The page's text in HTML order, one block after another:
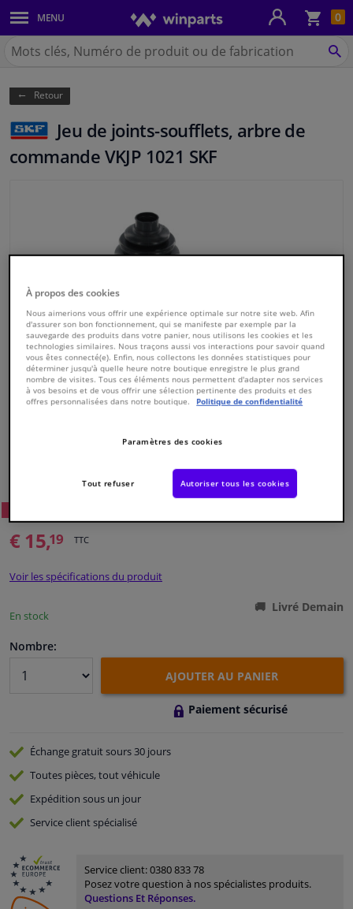
0
MENU
Carrosserie & tôles
Feux & ampoules
Freinage
Système d'échappement
Refroidissement & chauffage
Filtres & liquides
Bagages & transport
Fenêtres & accessoires
Camping-car, moto & vélo
Chercher
Winparts.be
Retour
Jeu de joints-soufflets, arbre de
commande VKJP 1021 SKF
7316572901663
€ 15,19 TTC
Voir les spécifications du produit
En stock
Livré Demain
Nombre:
AJOUTER AU PANIER
Paiement sécurisé
Échange gratuitsours 30 jours
Toutes pièces, tout véhicule
Expédition sous un jour
Serviceclient spécialisé
Service client:0380 833 78
Posez votre question à nos spécialistes produits.
Questions Et Réponses.
À propos des cookies
Nous aimerions vous offrir une expérience optimale sur notre site web. Afin
d'assurer son bon fonctionnement, qui se manifeste par exemple par la
sauvegarde des produits dans votre panier, nous utilisons les cookies et les
technologies similaires. Nous traçons aussi vos interactions pour savoir quand
vous êtes connecté(e). Enfin, nous collectons les données statistiques pour
déterminer jusqu'à quelle heure notre boutique enregistre le plus grand
nombre de visites. Tous ces éléments nous permettent d'adapter nos services
à vos besoins et de vous offrir une sélection pertinente des produits et des
offres personnalisées dans notre boutique.
Politique de confidentialité
Paramètres des cookies
Tout refuser Autoriser tous les cookies